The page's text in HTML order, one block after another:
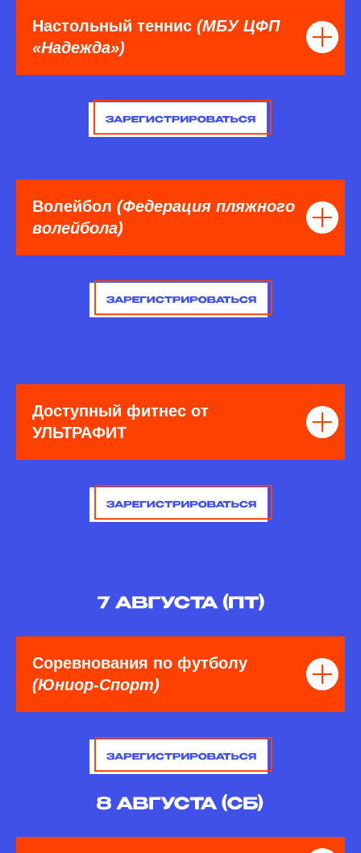
Настольный теннис (МБУ ЦФП
«Надежда»)
Волейбол (Федерация пляжного
волейбола)
Доступный фитнес от
УЛЬТРАФИТ
Соревнования по футболу
(Юниор-Спорт)